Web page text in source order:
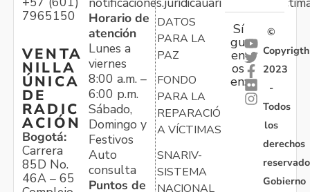
7965150
VENTA
NILLA
ÚNICA
DE
RADIC
ACIÓN
Bogotá:
Carrera
85D No.
46A – 65
Horario de
atención
Lunes a
viernes
8:00 a.m. –
6:00 p.m.
Sábado,
Domingo y
Festivos
Auto
consulta
Puntos de
DATOS
PARA LA
PAZ
FONDO
PARA LA
REPARACIÓN
A VÍCTIMAS
SNARIV-
SISTEMA
NACIONAL
Sí
gu
en
os
en:
©
Copyrigth
2023
-
Todos
los
derechos
Gobierno